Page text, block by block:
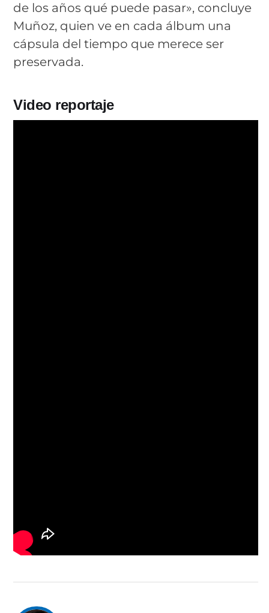
de los años qué puede pasar», concluye
Muñoz, quien ve en cada álbum una
cápsula del tiempo que merece ser
preservada.
Video reportaje